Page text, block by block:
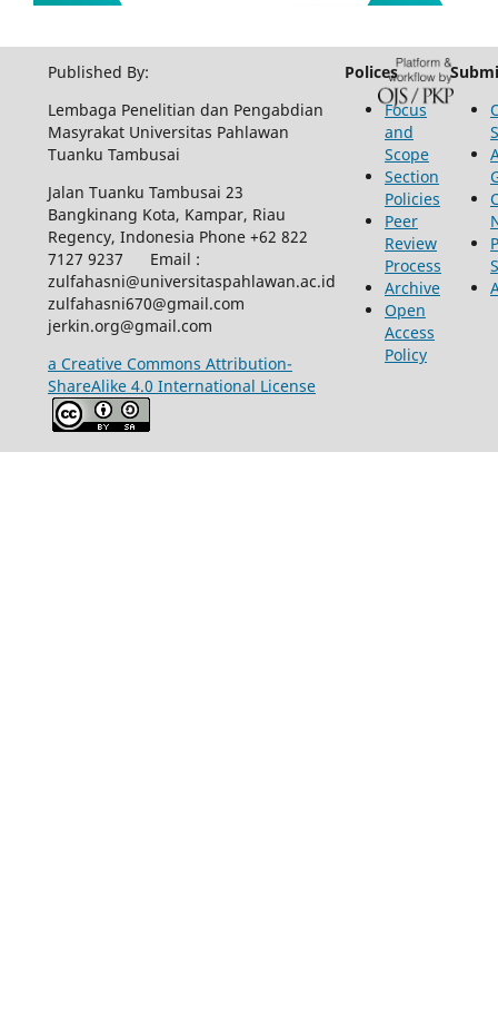
Published By:
Lembaga Penelitian dan Pengabdian
Masyrakat Universitas Pahlawan
Tuanku Tambusai
Jalan Tuanku Tambusai 23
Bangkinang Kota, Kampar, Riau
Regency, Indonesia Phone +62 822
7127 9237 Email :
zulfahasni@universitaspahlawan.ac.id
zulfahasni670@gmail.com
jerkin.org@gmail.com
a Creative Commons Attribution-
ShareAlike 4.0 International License
Polices
Focus
and
Scope
Section
Policies
Peer
Review
Process
Archive
Open
Access
Policy